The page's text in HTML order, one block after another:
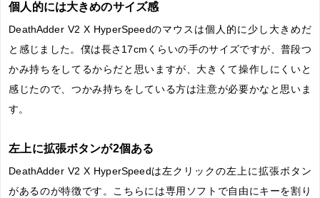
個人的には大きめのサイズ感
DeathAdder V2 X HyperSpeedのマウスは個人的に少し大きめだ
と感じました。僕は長さ17cmくらいの手のサイズですが、普段つ
かみ持ちをしてるからだと思いますが、大きくて操作しにくいと
感じたので、つかみ持ちをしている方は注意が必要かなと思いま
す。
左上に拡張ボタンが2個ある
DeathAdder V2 X HyperSpeedは左クリックの左上に拡張ボタン
があるのが特徴です。こちらには専用ソフトで自由にキーを割り